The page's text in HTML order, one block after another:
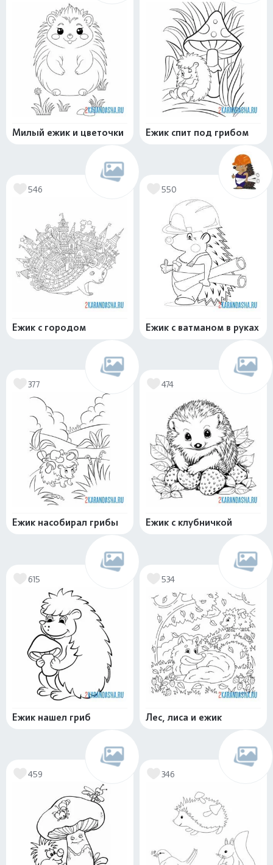
Милый ежик и цветочки Ежик спит под грибом
546
Ежик с городом
550
Ежик с ватманом в руках
377
Ежик насобирал грибы
474
Ежик с клубничкой
615
Ежик нашел гриб
534
Лес, лиса и ежик
459 346